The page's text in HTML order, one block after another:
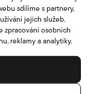
sdílíme s partnery,
jejich služeb.
zpracování osobních
reklamy a analytiky.